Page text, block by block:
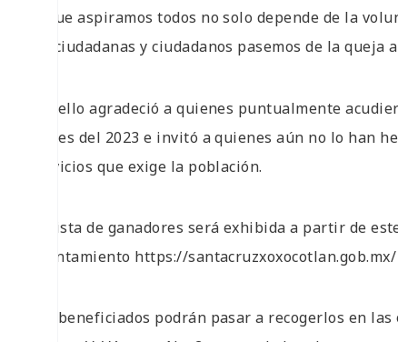
al que aspiramos todos no solo depende de la
las ciudadanas y ciudadanos pasemos de la
Por ello agradeció a quienes puntualmente
meses del 2023 e invitó a quienes aún no lo han
servicios que exige la población.
La lista de ganadores será exhibida a partir de
Ayuntamiento https://santacruzxoxocotlan.gob.mx/
Los beneficiados podrán pasar a recogerlos en